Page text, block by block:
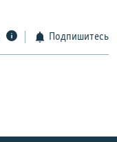
Подпишитесь